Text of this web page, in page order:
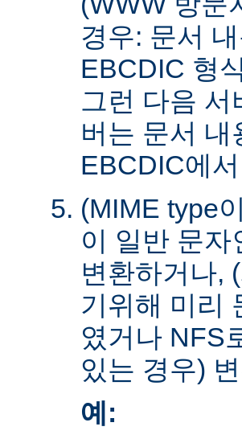
경우: 문서
EBCDIC 형
그런 다음 서
버는 문서
EBCDIC에
(MIME type
이 일반 문
변환하거나,
기위해 미리
였거나 NFS
있는 경우)
예: